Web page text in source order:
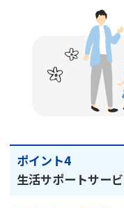
ポイント4
生活サポートサー